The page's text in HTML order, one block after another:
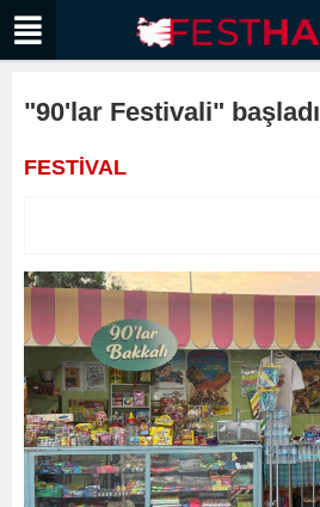
"90'lar Festivali" başladı
FESTİVAL